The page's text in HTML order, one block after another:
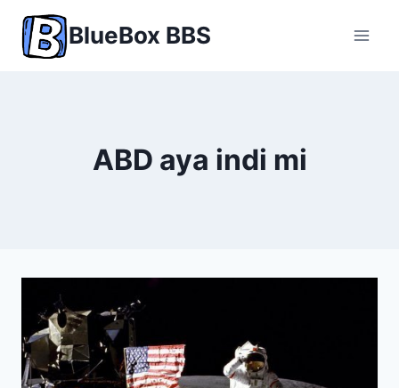
content
BlueBox BBS
ABD aya indi mi